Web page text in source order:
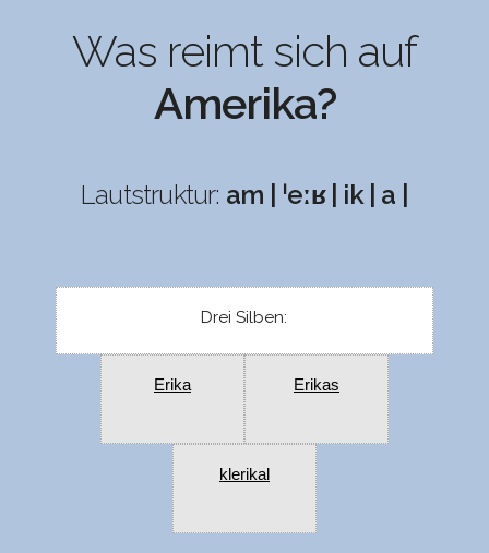
Was reimt sich auf
Amerika?
Lautstruktur: am | ˈeːʁ | ik | a |
Drei Silben:
Erika Erikas
klerikal